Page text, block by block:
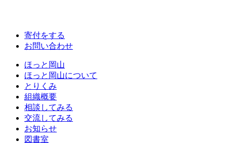
寄付をする
お問い合わせ
ほっと岡山
ほっと岡山について
とりくみ
組織概要
相談してみる
交流してみる
お知らせ
図書室